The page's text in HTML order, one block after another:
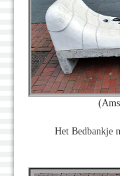
Het Bedbankje